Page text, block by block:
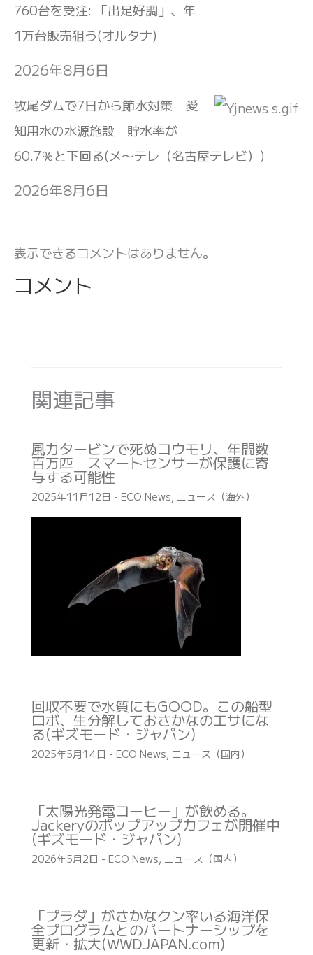
760台を受注: 「出足好調」、年
1万台販売狙う(オルタナ)
2026年8月6日
牧尾ダムで7日から節水対策 愛
知用水の水源施設 貯水率が
60.7％と下回る(メ〜テレ（名古屋テレビ）)
2026年8月6日
表示できるコメントはありません。
コメント
関連記事
風力タービンで死ぬコウモリ、年間数
百万匹 スマートセンサーが保護に寄
与する可能性
2025年11月12日 - ECO News, ニュース（海外）
回収不要で水質にもGOOD。この船型
ロボ、生分解しておさかなのエサにな
る(ギズモード・ジャパン)
2025年5月14日 - ECO News, ニュース（国内）
「太陽光発電コーヒー」が飲める。
Jackeryのポップアップカフェが開催中
(ギズモード・ジャパン)
2026年5月2日 - ECO News, ニュース（国内）
「プラダ」がさかなクン率いる海洋保
全プログラムとのパートナーシップを
更新・拡大(WWDJAPAN.com)